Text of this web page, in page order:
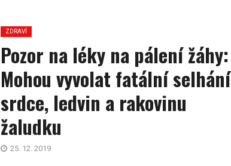
ZDRAVÍ
Pozor na léky na pálení žáhy:
Mohou vyvolat fatální selhání
srdce, ledvin a rakovinu
žaludku
25. 12. 2019